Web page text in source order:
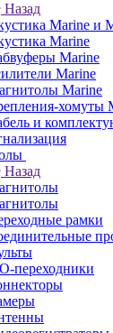
Назад
Marine и
Marine
Marine
Marine
Marine
хомуты
и
Назад
рамки
переходники